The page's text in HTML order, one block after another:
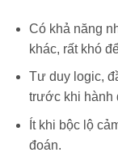
Có khả năng
khác, rất khó
Tư duy logic,
trước khi hành
Ít khi bộc lộ
đoán.